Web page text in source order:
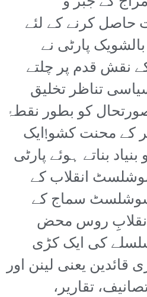
کرنے کے لئے
پارٹی نے
نقش قدم پر چلتے
تناظر تخلیق
کو بطور نقطۂ
بھر کے محنت کشو!ایک
بناتے ہوئے پارٹی
انقلاب کے
سوشلسٹ سماج کے
انقلابِ روس محض
کی ایک کڑی
قائدین یعنی لینن اور
تقاریر،